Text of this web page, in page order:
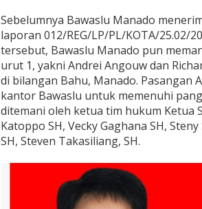
i
U
n
s
u
r
U
n
t
u
k
i
Sebelumnya Bawaslu Manado
laporan 012/REG/LP/PL/KOTA/25.02/
tersebut, Bawaslu Manado pun
urut 1, yakni Andrei Angouw dan
di bilangan Bahu, Manado. Pasangan
kantor Bawaslu untuk memenuhi
ditemani oleh ketua tim hukum Ketua
Katoppo SH, Vecky Gaghana SH,
SH, Steven Takasiliang, SH.